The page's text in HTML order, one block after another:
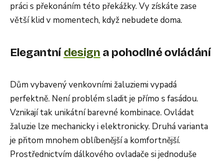
práci s překonáním této překážky. Vy získáte zase
větší klid v momentech, když nebudete doma.
Elegantní design a pohodlné ovládání
Dům vybavený venkovními žaluziemi vypadá
perfektně. Není problém sladit je přímo s fasádou.
Vznikají tak unikátní barevné kombinace. Ovládat
žaluzie lze mechanicky i elektronicky. Druhá varianta
je přitom mnohem oblíbenější a komfortnější.
Prostřednictvím dálkového ovladače si jednoduše